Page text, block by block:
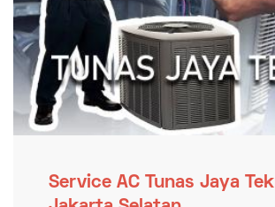
Service AC Tunas Jaya